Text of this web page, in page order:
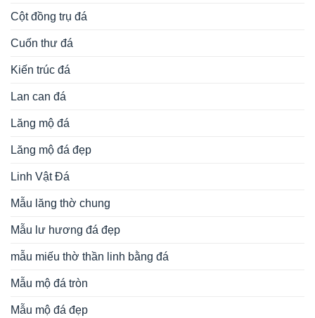
Cột đồng trụ đá
Cuốn thư đá
Kiến trúc đá
Lan can đá
Lăng mộ đá
Lăng mộ đá đẹp
Linh Vật Đá
Mẫu lăng thờ chung
Mẫu lư hương đá đẹp
mẫu miếu thờ thần linh bằng đá
Mẫu mộ đá tròn
Mẫu mộ đá đẹp